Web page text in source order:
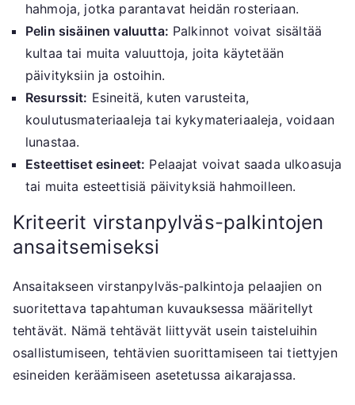
hahmoja, jotka parantavat heidän rosteriaan.
Pelin sisäinen valuutta: Palkinnot voivat sisältää
kultaa tai muita valuuttoja, joita käytetään
päivityksiin ja ostoihin.
Resurssit: Esineitä, kuten varusteita,
koulutusmateriaaleja tai kykymateriaaleja, voidaan
lunastaa.
Esteettiset esineet: Pelaajat voivat saada ulkoasuja
tai muita esteettisiä päivityksiä hahmoilleen.
Kriteerit virstanpylväs-palkintojen
ansaitsemiseksi
Ansaitakseen virstanpylväs-palkintoja pelaajien on
suoritettava tapahtuman kuvauksessa määritellyt
tehtävät. Nämä tehtävät liittyvät usein taisteluihin
osallistumiseen, tehtävien suorittamiseen tai tiettyjen
esineiden keräämiseen asetetussa aikarajassa.